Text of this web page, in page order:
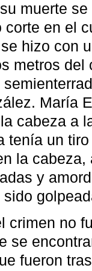
muerte se
corte en el
hizo con
metros del
María
cabeza a
tenía un
la cabeza,
y
crimen no
se
fueron